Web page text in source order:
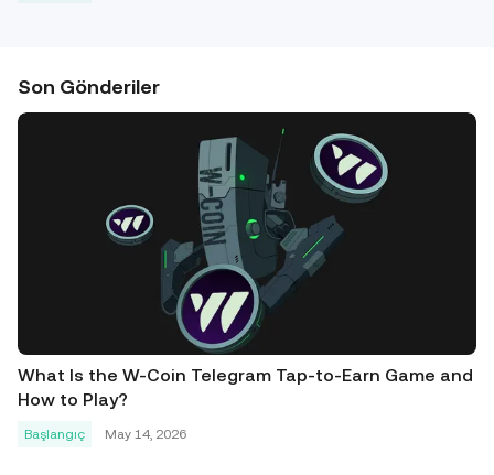
Son Gönderiler
What Is the W-Coin Telegram Tap-to-Earn Game and
How to Play?
Başlangıç May 14, 2026